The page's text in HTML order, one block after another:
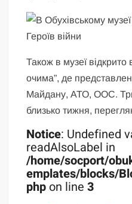
Також в музеї
очима”, де
Майдану, АТО, ООС.
близько тижня,
Notice: Undefined
readAlsoLabel in
/home/socport/
emplates/blocks/
php on line3